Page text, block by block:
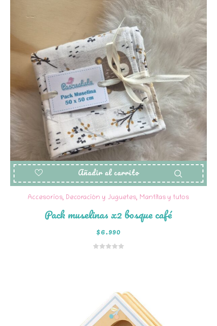
Añadir al carrito
Accesorios, Decoración y Juguetes, Mantitas y tutos
Pack muselinas x2 bosque café
$6.990